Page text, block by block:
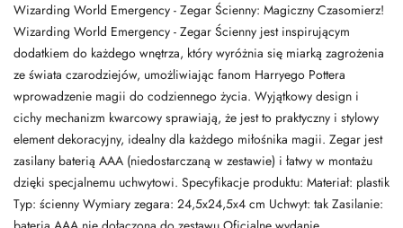
Wizarding World Emergency - Zegar Ścienny: Magiczny Czasomierz!
Wizarding World Emergency - Zegar Ścienny jest inspirującym
dodatkiem do każdego wnętrza, który wyróżnia się miarką zagrożenia
ze świata czarodziejów, umożliwiając fanom Harryego Pottera
wprowadzenie magii do codziennego życia. Wyjątkowy design i
cichy mechanizm kwarcowy sprawiają, że jest to praktyczny i stylowy
element dekoracyjny, idealny dla każdego miłośnika magii. Zegar jest
zasilany baterią AAA (niedostarczaną w zestawie) i łatwy w montażu
dzięki specjalnemu uchwytowi. Specyfikacje produktu: Materiał: plastik
Typ: ścienny Wymiary zegara: 24,5x24,5x4 cm Uchwyt: tak Zasilanie: